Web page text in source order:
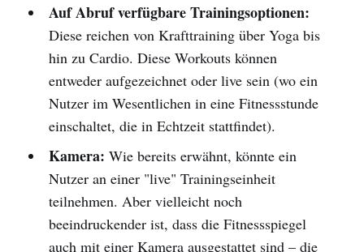
Auf Abruf verfügbare Trainingsoptionen:
Diese reichen von Krafttraining über Yoga bis
hin zu Cardio. Diese Workouts können
entweder aufgezeichnet oder live sein (wo ein
Nutzer im Wesentlichen in eine Fitnessstunde
einschaltet, die in Echtzeit stattfindet).
Kamera: Wie bereits erwähnt, könnte ein
Nutzer an einer "live" Trainingseinheit
teilnehmen. Aber vielleicht noch
beeindruckender ist, dass die Fitnessspiegel
auch mit einer Kamera ausgestattet sind – die